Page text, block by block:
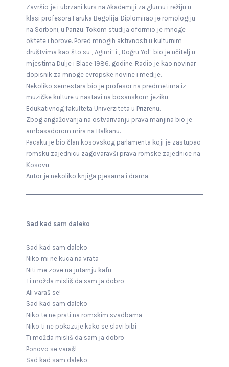
Završio je i ubrzani kurs na Akademiji za glumu i režiju u
klasi profesora Faruka Begolija. Diplomirao je romologiju
na Sorboni, u Parizu. Tokom studija oformio je mnoge
oktete i horove. Pored mnogih aktivnosti u kulturnim
društvima kao što su „Agimi“ i „Doğru Yol“ bio je učitelj u
mjestima Dulje i Blace 1986. godine. Radio je kao novinar
dopisnik za mnoge evropske novine i medije.
Nekoliko semestara bio je profesor na predmetima iz
muzičke kulture u nastavi na bosanskom jeziku
Edukativnog fakulteta Univerziteta u Prizrenu.
Zbog angažovanja na ostvarivanju prava manjina bio je
ambasadorom mira na Balkanu.
Paçaku je bio član kosovskog parlamenta koji je zastupao
romsku zajednicu zagovaravši prava romske zajednice na
Kosovu.
Autor je nekoliko knjiga pjesama i drama.
Sad kad sam daleko
Sad kad sam daleko
Niko mi ne kuca na vrata
Niti me zove na jutarnju kafu
Ti možda misliš da sam ja dobro
Ali varaš se!
Sad kad sam daleko
Niko te ne prati na romskim svadbama
Niko ti ne pokazuje kako se slavi bibi
Ti možda misliš da sam ja dobro
Ponovo se varaš!
Sad kad sam daleko